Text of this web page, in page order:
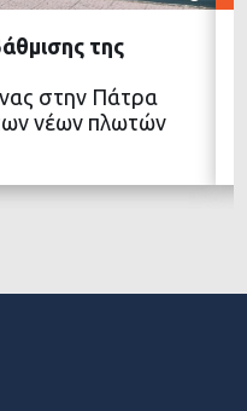
της
στην Πάτρα
νέων πλωτών